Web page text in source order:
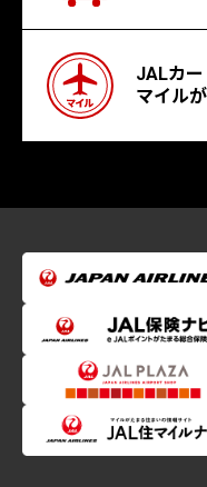
JALカ
マイル